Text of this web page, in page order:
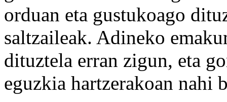
orduan eta gustukoago
saltzaileak. Adineko
dituztela erran zigun, eta
eguzkia hartzerakoan nahi